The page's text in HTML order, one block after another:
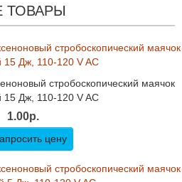
ТОВАРЫ
стробоскопический маячок
Дж, 110-120 V AC
1.00р.
цену